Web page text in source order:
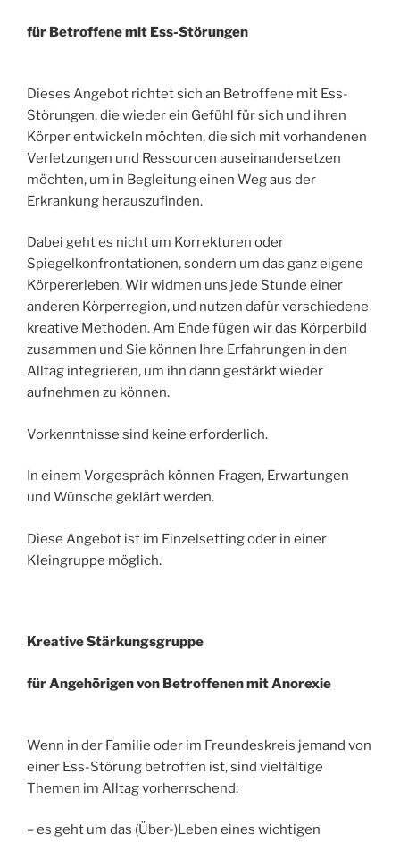
für Betroffene mit Ess-Störungen
Dieses Angebot richtet sich an Betroffene mit Ess-
Störungen, die wieder ein Gefühl für sich und ihren
Körper entwickeln möchten, die sich mit vorhandenen
Verletzungen und Ressourcen auseinandersetzen
möchten, um in Begleitung einen Weg aus der
Erkrankung herauszufinden.
Dabei geht es nicht um Korrekturen oder
Spiegelkonfrontationen, sondern um das ganz eigene
Körpererleben. Wir widmen uns jede Stunde einer
anderen Körperregion, und nutzen dafür verschiedene
kreative Methoden. Am Ende fügen wir das Körperbild
zusammen und Sie können Ihre Erfahrungen in den
Alltag integrieren, um ihn dann gestärkt wieder
aufnehmen zu können.
Vorkenntnisse sind keine erforderlich.
In einem Vorgespräch können Fragen, Erwartungen
und Wünsche geklärt werden.
Diese Angebot ist im Einzelsetting oder in einer
Kleingruppe möglich.
Kreative Stärkungsgruppe
für Angehörigen von Betroffenen mit Anorexie
Wenn in der Familie oder im Freundeskreis jemand von
einer Ess-Störung betroffen ist, sind vielfältige
Themen im Alltag vorherrschend:
– es geht um das (Über-)Leben eines wichtigen